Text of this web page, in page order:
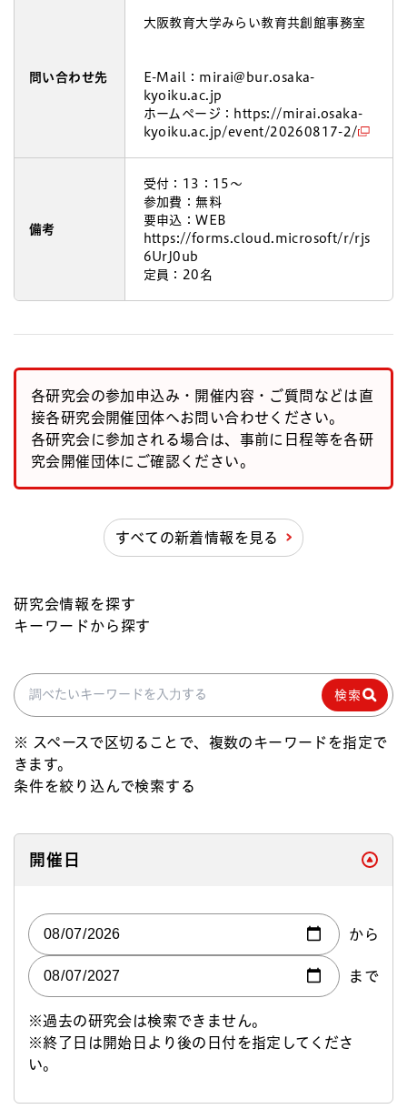
問い合わせ先
大阪教育大学みらい教育共創館事務室
E-Mail：mirai@bur.osaka-
kyoiku.ac.jp
ホームページ： https://mirai.osaka-
kyoiku.ac.jp/event/20260817-2/
備考
受付：13：15～
参加費：無料
要申込：WEB
https://forms.cloud.microsoft/r/rjs
6UrJ0ub
定員：20名
各研究会の参加申込み・開催内容・ご質問などは直
接各研究会開催団体へお問い合わせください。
各研究会に参加される場合は、事前に日程等を各研
究会開催団体にご確認ください。
すべての新着情報を見る
研究会情報を探す
キーワードから探す
検索
検索
※ スペースで区切ることで、複数のキーワードを指定で
きます。
条件を絞り込んで検索する
開催日 閉じる
から
まで
※過去の研究会は検索できません。
※終了日は開始日より後の日付を指定してくださ
い。